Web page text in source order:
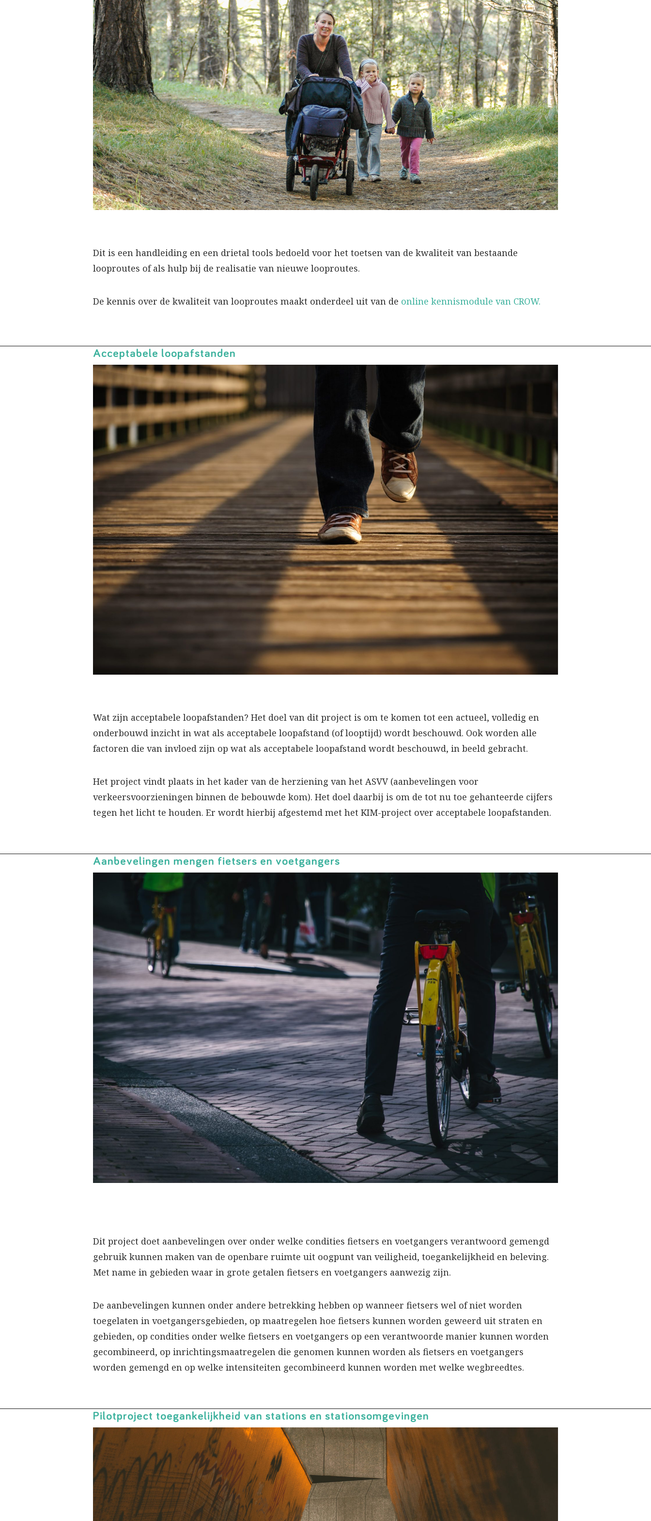
Dit is een handleiding en een drietal tools bedoeld voor het toetsen van de kwaliteit van bestaande
looproutes of als hulp bij de realisatie van nieuwe looproutes.
De kennis over de kwaliteit van looproutes maakt onderdeel uit van de online kennismodule van CROW.
Acceptabele loopafstanden
Wat zijn acceptabele loopafstanden? Het doel van dit project is om te komen tot een actueel, volledig en
onderbouwd inzicht in wat als acceptabele loopafstand (of looptijd) wordt beschouwd. Ook worden alle
factoren die van invloed zijn op wat als acceptabele loopafstand wordt beschouwd, in beeld gebracht.
Het project vindt plaats in het kader van de herziening van het ASVV (aanbevelingen voor
verkeersvoorzieningen binnen de bebouwde kom). Het doel daarbij is om de tot nu toe gehanteerde cijfers
tegen het licht te houden. Er wordt hierbij afgestemd met het KIM-project over acceptabele loopafstanden.
Aanbevelingen mengen fietsers en voetgangers
Dit project doet aanbevelingen over onder welke condities fietsers en voetgangers verantwoord gemengd
gebruik kunnen maken van de openbare ruimte uit oogpunt van veiligheid, toegankelijkheid en beleving.
Met name in gebieden waar in grote getalen fietsers en voetgangers aanwezig zijn.
De aanbevelingen kunnen onder andere betrekking hebben op wanneer fietsers wel of niet worden
toegelaten in voetgangersgebieden, op maatregelen hoe fietsers kunnen worden geweerd uit straten en
gebieden, op condities onder welke fietsers en voetgangers op een verantwoorde manier kunnen worden
gecombineerd, op inrichtingsmaatregelen die genomen kunnen worden als fietsers en voetgangers
worden gemengd en op welke intensiteiten gecombineerd kunnen worden met welke wegbreedtes.
Pilotproject toegankelijkheid van stations en stationsomgevingen